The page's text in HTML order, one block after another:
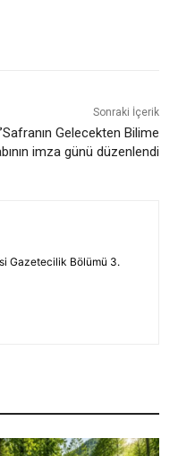
Sonraki İçerik
Gelecekten Bilime
imza günü düzenlendi
Gazetecilik Bölümü 3.